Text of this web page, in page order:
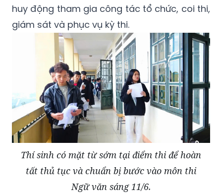
huy động tham gia công tác tổ chức, coi thi,
giám sát và phục vụ kỳ thi.
Thí sinh có mặt từ sớm tại điểm thi để hoàn
tất thủ tục và chuẩn bị bước vào môn thi
Ngữ văn sáng 11/6.